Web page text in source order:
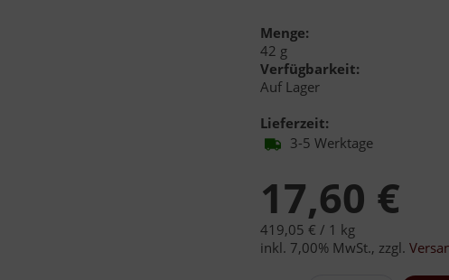
Menge:
42 g
Verfügbarkeit:
Auf Lager
Lieferzeit:
3-5 Werktage
17,60 €
419,05 € / 1 kg
inkl. 7,00% MwSt., zzgl.